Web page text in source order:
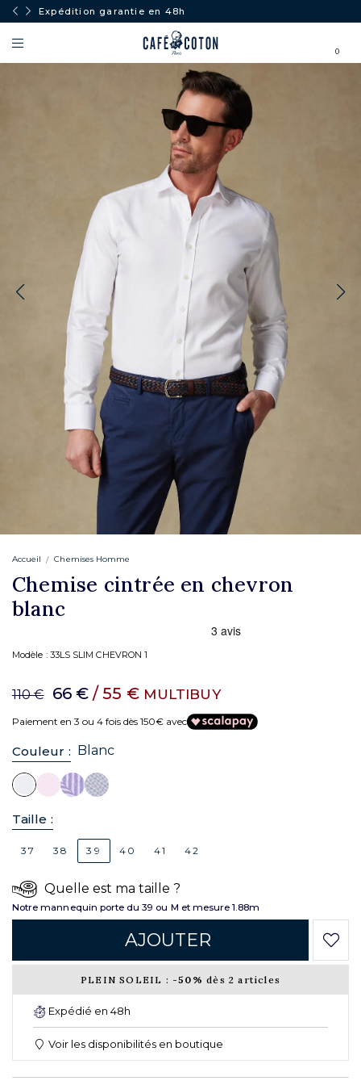
Expédition garantie en 48h
0
Accueil Chemises Homme
Chemise cintrée en chevron
blanc
Modèle : 33LS SLIM CHEVRON 1
110 € 66 € / 55 € MULTIBUY
Paiement en 3 ou 4 fois dès 150€ avec
Couleur : Blanc
Taille :
37 38 39 40 41 42
Quelle est ma taille ?
Notre mannequin porte du 39 ou M et mesure 1.88m
AJOUTER
PLEIN SOLEIL : -50% dès 2 articles
Expédié en 48h
Voir les disponibilités en boutique